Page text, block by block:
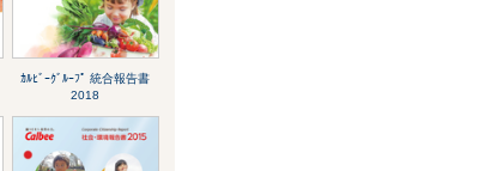
ｶﾙﾋﾞｰｸﾞﾙｰﾌﾟ 統合報告書
2018